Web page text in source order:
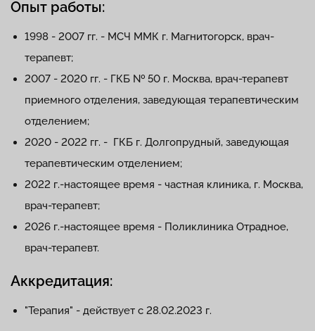
Опыт работы:
1998 - 2007 гг. - МСЧ ММК г. Магнитогорск, врач-
терапевт;
2007 - 2020 гг. - ГКБ № 50 г. Москва, врач-терапевт
приемного отделения, заведующая терапевтическим
отделением;
2020 - 2022 гг. - ГКБ г. Долгопрудный, заведующая
терапевтическим отделением;
2022 г.-настоящее время - частная клиника, г. Москва,
врач-терапевт;
2026 г.-настоящее время - Поликлиника Отрадное,
врач-терапевт.
Аккредитация:
"Терапия" - действует с 28.02.2023 г.